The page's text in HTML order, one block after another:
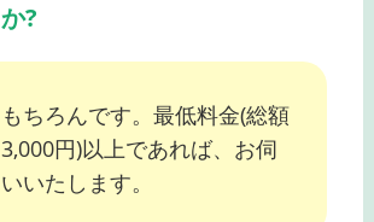
か?
もちろんです。最低料金(総額
3,000円)以上であれば、お伺
いいたします。